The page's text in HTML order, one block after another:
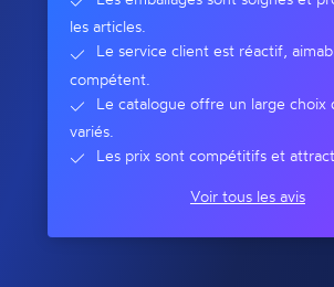
les articles.
Le service client est réactif,
compétent.
Le catalogue offre un large choix
variés.
Les prix sont compétitifs et
Voir tous les avis